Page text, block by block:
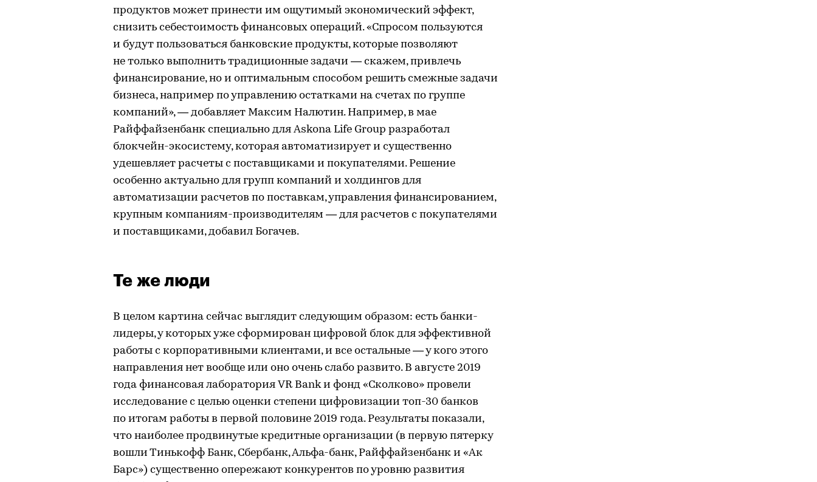
продуктов может принести им ощутимый экономический эффект,
снизить себестоимость финансовых операций. «Спросом пользуются
и будут пользоваться банковские продукты, которые позволяют
не только выполнить традиционные задачи — скажем, привлечь
финансирование, но и оптимальным способом решить смежные задачи
бизнеса, например по управлению остатками на счетах по группе
компаний», — добавляет Максим Налютин. Например, в мае
Райффайзенбанк специально для Askona Life Group разработал
блокчейн-экосистему, которая автоматизирует и существенно
удешевляет расчеты с поставщиками и покупателями. Решение
особенно актуально для групп компаний и холдингов для
автоматизации расчетов по поставкам, управления финансированием,
крупным компаниям-производителям — для расчетов с покупателями
и поставщиками, добавил Богачев.
Те же люди
В целом картина сейчас выглядит следующим образом: есть банки-
лидеры, у которых уже сформирован цифровой блок для эффективной
работы с корпоративными клиентами, и все остальные — у кого этого
направления нет вообще или оно очень слабо развито. В августе 2019
года финансовая лаборатория VR Bank и фонд «Сколково» провели
исследование с целью оценки степени цифровизации топ-30 банков
по итогам работы в первой половине 2019 года. Результаты показали,
что наиболее продвинутые кредитные организации (в первую пятерку
вошли Тинькофф Банк, Сбербанк, Альфа-банк, Райффайзенбанк и «Ак
Барс») существенно опережают конкурентов по уровню развития